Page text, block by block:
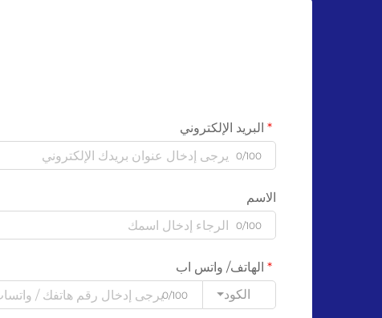
البريد الإلكتروني
0/100
الاسم
0/100
الهاتف/ واتس اب
الكود
0/100